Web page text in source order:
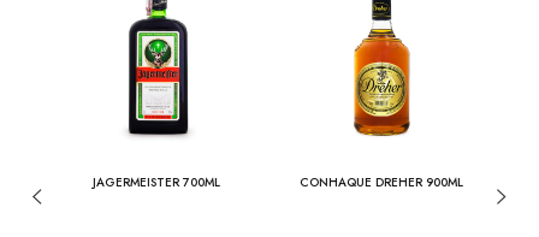
JAGERMEISTER 700ML CONHAQUE DREHER 900ML